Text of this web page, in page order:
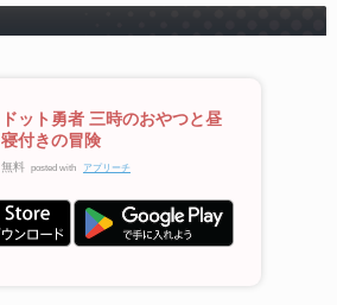
ドット勇者 三時のおやつと昼
寝付きの冒険
無料 posted with アプリーチ